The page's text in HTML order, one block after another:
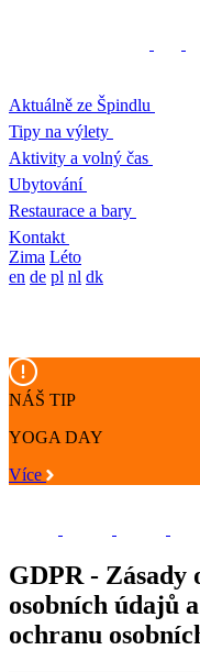
Aktuálně ze Špindlu
Tipy na výlety
Aktivity a volný čas
Ubytování
Restaurace a bary
Kontakt
Zima Léto
en de pl nl dk
NÁŠ TIP
YOGA DAY
Více
GDPR - Zásady
osobních údajů
ochranu